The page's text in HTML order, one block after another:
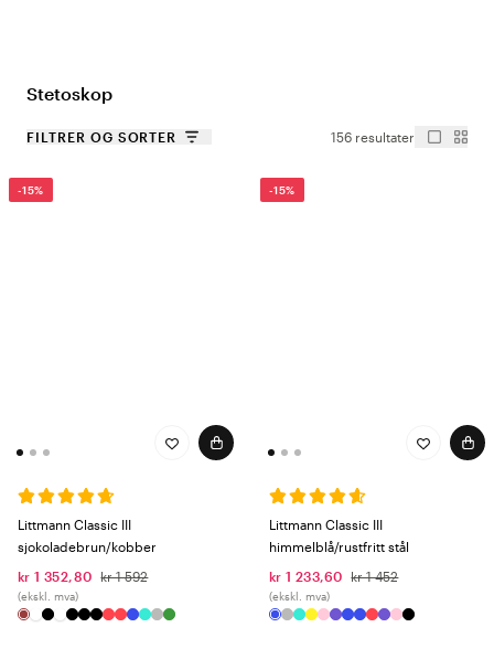
Stetoskop
FILTRER OG SORTER 156 resultater
-15%
Littmann Classic III
sjokoladebrun/kobber
kr 1 352,80
kr 1 592
(ekskl. mva)
-15%
Littmann Classic III
himmelblå/rustfritt stål
kr 1 233,60
kr 1 452
(ekskl. mva)